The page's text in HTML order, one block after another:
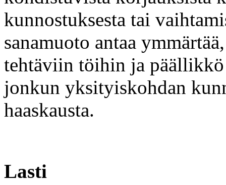
kunnostuksesta tai
sanamuoto antaa
tehtäviin töihin ja
jonkun yksityiskohdan
haaskausta.
Lasti